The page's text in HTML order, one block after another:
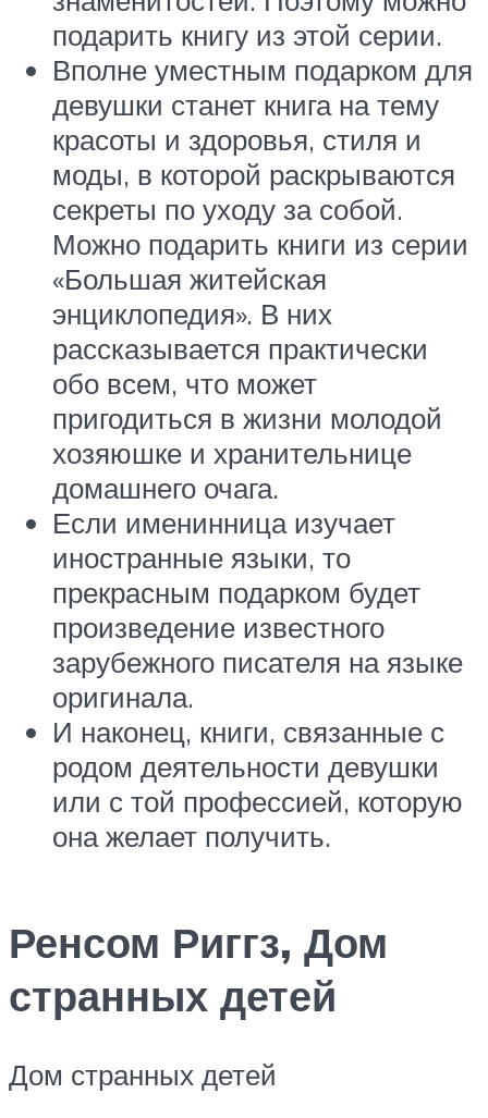
подарить книгу из этой серии.
Вполне уместным подарком для
девушки станет книга на тему
красоты и здоровья, стиля и
моды, в которой раскрываются
секреты по уходу за собой.
Можно подарить книги из серии
«Большая житейская
энциклопедия». В них
рассказывается практически
обо всем, что может
пригодиться в жизни молодой
хозяюшке и хранительнице
домашнего очага.
Если именинница изучает
иностранные языки, то
прекрасным подарком будет
произведение известного
зарубежного писателя на языке
оригинала.
И наконец, книги, связанные с
родом деятельности девушки
или с той профессией, которую
она желает получить.
Ренсом Риггз, Дом
странных детей
Дом странных детей